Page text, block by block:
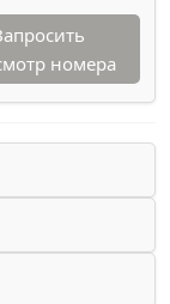
номера